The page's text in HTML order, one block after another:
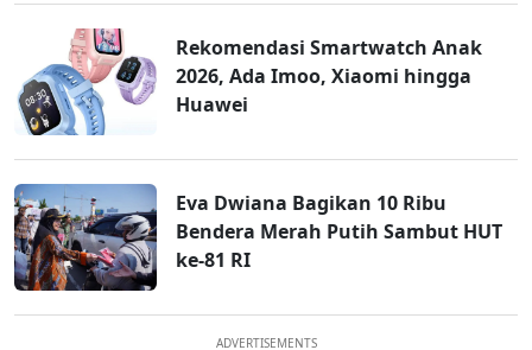
Rekomendasi Smartwatch Anak
2026, Ada Imoo, Xiaomi hingga
Huawei
Eva Dwiana Bagikan 10 Ribu
Bendera Merah Putih Sambut HUT
ke-81 RI
ADVERTISEMENTS